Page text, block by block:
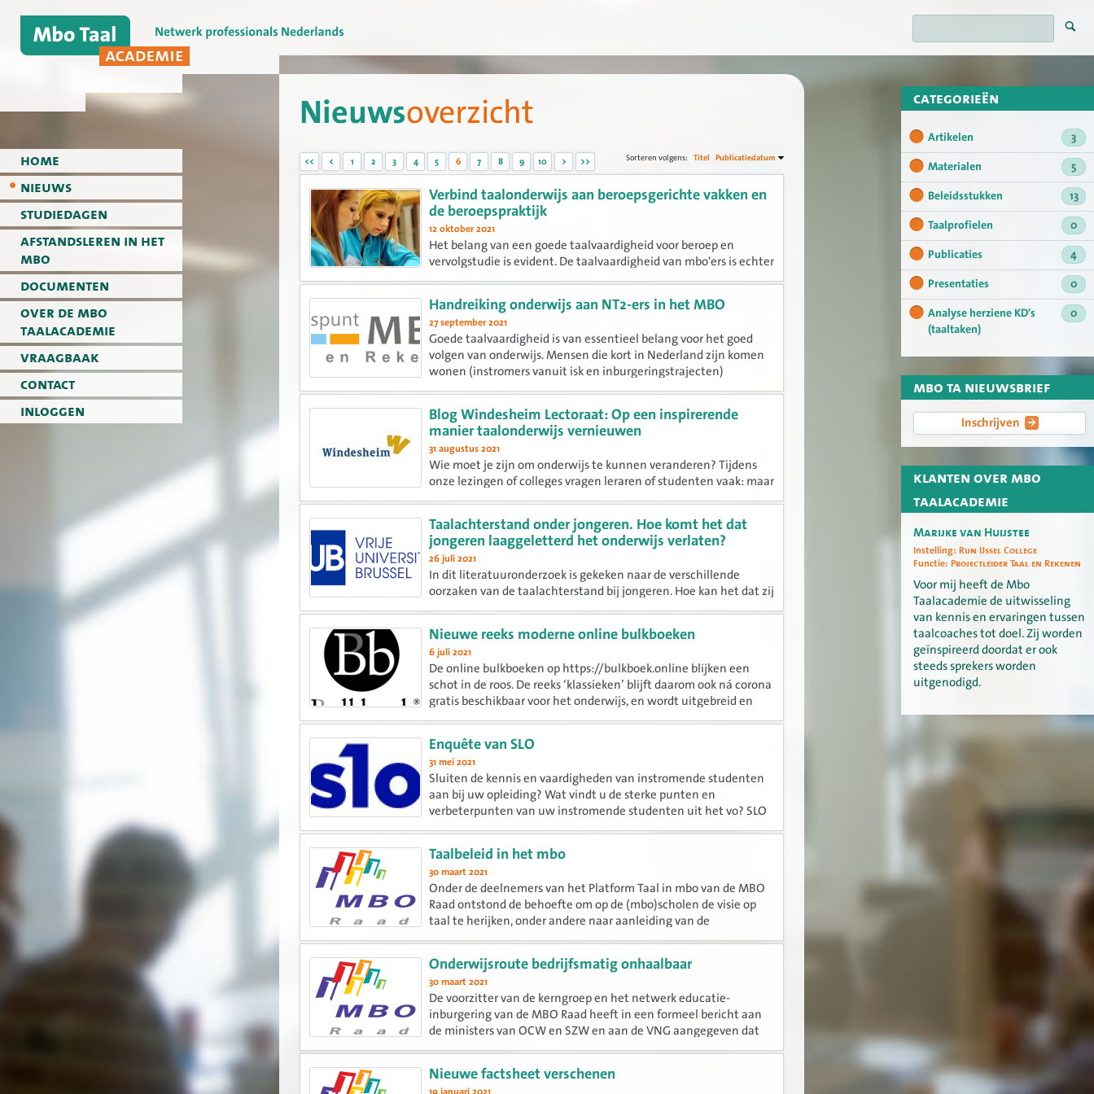
home
nieuws
studiedagen
afstandsleren in het
mbo
documenten
over de mbo
taalacademie
vraagbaak
contact
inloggen
categorieën
Artikelen
3
Materialen
5
Beleidsstukken
13
Taalprofielen
0
Publicaties
4
Presentaties
0
Analyse herziene KD's
(taaltaken)
0
mbo ta nieuwsbrief
Inschrijven
klanten over mbo
taalacademie
Marijke van Huijstee
Instelling: Rijn IJssel College
Functie: Projectleider Taal en Rekenen
Voor mij heeft de Mbo
Taalacademie de uitwisseling
van kennis en ervaringen tussen
taalcoaches tot doel. Zij worden
geïnspireerd doordat er ook
steeds sprekers worden
uitgenodigd.
Nieuwsoverzicht
<< < 1 2 3 4 5 6 7 8 9 10 > >> Sorteren volgens: Titel Publicatiedatum
Verbind taalonderwijs aan beroepsgerichte vakken en
de beroepspraktijk
12 oktober 2021
Het belang van een goede taalvaardigheid voor beroep en
vervolgstudie is evident. De taalvaardigheid van mbo'ers is echter
al lange tijd een punt van zorg. Hoe brengen we hier verandering
in? Hoe motiveren we studenten weer voor taalonderwijs?
Handreiking onderwijs aan NT2-ers in het MBO
27 september 2021
Goede taalvaardigheid is van essentieel belang voor het goed
volgen van onderwijs. Mensen die kort in Nederland zijn komen
wonen (instromers vanuit isk en inburgeringstrajecten)
beheersen de taal onvoldoende om hun opleiding succesvol te
doorlopen.
Blog Windesheim Lectoraat: Op een inspirerende
manier taalonderwijs vernieuwen
31 augustus 2021
Wie moet je zijn om onderwijs te kunnen veranderen? Tijdens
onze lezingen of colleges vragen leraren of studenten vaak: maar
hoe doe je dat dan, zorgen voor een rijke taal- of leescultuur op
school? Hoe krijg je je collega's mee? Hoe zorg je ervoor...
Taalachterstand onder jongeren. Hoe komt het dat
jongeren laaggeletterd het onderwijs verlaten?
26 juli 2021
In dit literatuuronderzoek is gekeken naar de verschillende
oorzaken van de taalachterstand bij jongeren. Hoe kan het dat zij
tijdens hun schoolloopbaan een taalachterstand oplopen? De
focus van dit rapport ligt op het mbo.
Nieuwe reeks moderne online bulkboeken
6 juli 2021
De online bulkboeken op https://bulkboek.online blijken een
schot in de roos. De reeks ‘klassieken’ blijft daarom ook ná corona
gratis beschikbaar voor het onderwijs, en wordt uitgebreid en
ingebed in de website Literatuurgeschiedenis.org. In...
Enquête van SLO
31 mei 2021
Sluiten de kennis en vaardigheden van instromende studenten
aan bij uw opleiding? Wat vindt u de sterke punten en
verbeterpunten van uw instromende studenten uit het vo? SLO
en het ministerie van OCW horen graag uw mening hierover, als
belangrijke...
Taalbeleid in het mbo
30 maart 2021
Onder de deelnemers van het Platform Taal in mbo van de MBO
Raad ontstond de behoefte om op de (mbo)scholen de visie op
taal te herijken, onder andere naar aanleiding van de
visievorming op het vak Nederlands bij curriculum.nu. Dit heeft...
Onderwijsroute bedrijfsmatig onhaalbaar
30 maart 2021
De voorzitter van de kerngroep en het netwerk educatie-
inburgering van de MBO Raad heeft in een formeel bericht aan
de ministers van OCW en SZW en aan de VNG aangegeven dat
de Onderwijsroute bedrijfsmatig onhaalbaar is.
Nieuwe factsheet verschenen